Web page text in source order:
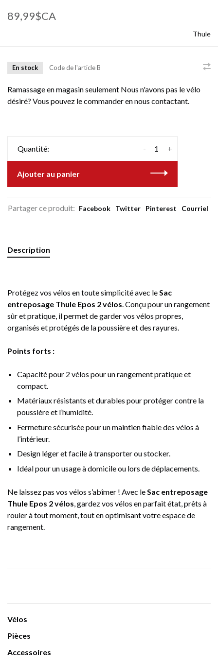
89,99$CA
Thule
En stock Code de l'articleB
Ramassage en magasin seulement Nous n'avons pas le vélo
désiré? Vous pouvez le commander en nous contactant.
Quantité: +
-
Ajouter au panier
Partager ce produit: Facebook Twitter Pinterest Courriel
Description
Protégez vos vélos en toute simplicité avec leSac
entreposage Thule Epos 2 vélos. Conçu pour un rangement
sûr et pratique, il permet de garder vos vélos propres,
organisés et protégés de la poussière et des rayures.
Points forts :
Capacité pour 2 vélos pour un rangement pratique et
compact.
Matériaux résistants et durables pour protéger contre la
poussière et l’humidité.
Fermeture sécurisée pour un maintien fiable des vélos à
l’intérieur.
Design léger et facile à transporter ou stocker.
Idéal pour un usage à domicile ou lors de déplacements.
Ne laissez pas vos vélos s’abîmer ! Avec le Sac entreposage
Thule Epos 2 vélos , gardez vos vélos en parfait état, prêts à
rouler à tout moment, tout en optimisant votre espace de
rangement.
Vélos
Pièces
Accessoires